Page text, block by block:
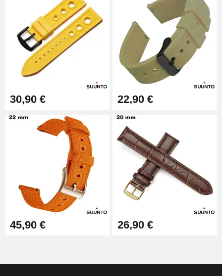
30,90 € 22,90 €
45,90 € 26,90 €